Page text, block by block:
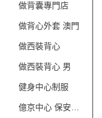
做背囊專門店
做背心外套 澳門
做西裝背心
做西裝背心 男
健身中心制服